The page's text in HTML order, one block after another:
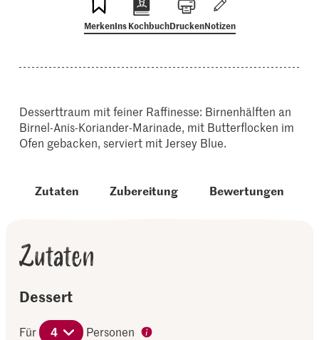
MerkenIns KochbuchDruckenNotizen
Desserttraum mit feiner Raffinesse: Birnenhälften an
Birnel-Anis-Koriander-Marinade, mit Butterflocken im
Ofen gebacken, serviert mit Jersey Blue.
Zutaten Zubereitung Bewertungen
Zutaten
Dessert
Für 4 Personen